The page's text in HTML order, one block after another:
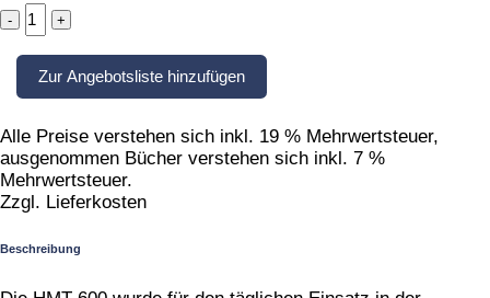
Töpferscheibe
Rohde
HMT
mit
und
Ablagebord
quantity
Zur Angebotsliste hinzufügen
Alle Preise verstehen sich inkl. 19 % Mehrwertsteuer,
ausgenommen Bücher verstehen sich inkl. 7 %
Mehrwertsteuer.
Zzgl. Lieferkosten
Beschreibung